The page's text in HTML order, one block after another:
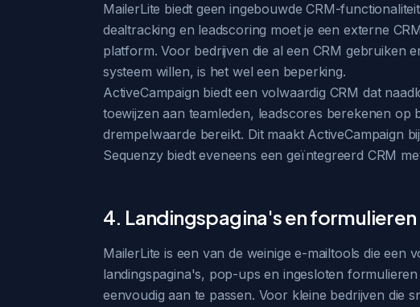
MailerLite biedt geen ingebouwde CRM-
dealtracking en leadscoring moet je een externe
platform. Voor bedrijven die al een CRM gebruiken
systeem willen, is het wel een beperking.
ActiveCampaign biedt een volwaardig CRM dat
toewijzen aan teamleden, leadscores berekenen
drempelwaarde bereikt. Dit maakt ActiveCampaign
Sequenzy biedt eveneens een geïntegreerd CRM
4. Landingspagina's en formulieren
MailerLite is een van de weinige e-mailtools die een
landingspagina's, pop-ups en ingesloten
eenvoudig aan te passen. Voor kleine bedrijven die